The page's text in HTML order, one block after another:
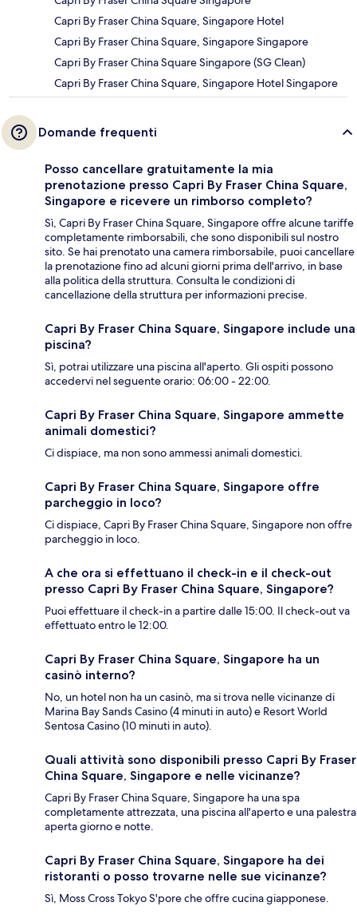
Capri By Fraser China Square, Singapore Hotel
Capri By Fraser China Square, Singapore Singapore
Capri By Fraser China Square Singapore (SG Clean)
Capri By Fraser China Square, Singapore Hotel Singapore
Domande frequenti
Posso cancellare gratuitamente la mia
prenotazione presso Capri By Fraser China Square,
Singapore e ricevere un rimborso completo?
Sì, Capri By Fraser China Square, Singapore offre alcune tariffe
completamente rimborsabili, che sono disponibili sul nostro
sito. Se hai prenotato una camera rimborsabile, puoi cancellare
la prenotazione fino ad alcuni giorni prima dell'arrivo, in base
alla politica della struttura. Consulta le condizioni di
cancellazione della struttura per informazioni precise.
Capri By Fraser China Square, Singapore include una
piscina?
Sì, potrai utilizzare una piscina all'aperto. Gli ospiti possono
accedervi nel seguente orario: 06:00 - 22:00.
Capri By Fraser China Square, Singapore ammette
animali domestici?
Ci dispiace, ma non sono ammessi animali domestici.
Capri By Fraser China Square, Singapore offre
parcheggio in loco?
Ci dispiace, Capri By Fraser China Square, Singapore non offre
parcheggio in loco.
A che ora si effettuano il check-in e il check-out
presso Capri By Fraser China Square, Singapore?
Puoi effettuare il check-in a partire dalle 15:00. Il check-out va
effettuato entro le 12:00.
Capri By Fraser China Square, Singapore ha un
casinò interno?
No, un hotel non ha un casinò, ma si trova nelle vicinanze di
Marina Bay Sands Casino (4 minuti in auto) e Resort World
Sentosa Casino (10 minuti in auto).
Quali attività sono disponibili presso Capri By Fraser
China Square, Singapore e nelle vicinanze?
Capri By Fraser China Square, Singapore ha una spa
completamente attrezzata, una piscina all'aperto e una palestra
aperta giorno e notte.
Capri By Fraser China Square, Singapore ha dei
ristoranti o posso trovarne nelle sue vicinanze?
Sì, Moss Cross Tokyo S'pore che offre cucina giapponese.